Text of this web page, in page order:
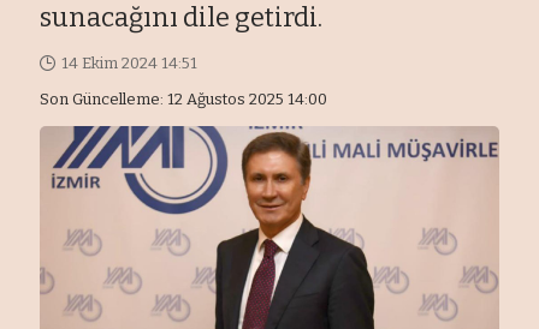
sunacağını dile getirdi.
Son Güncelleme: 12 Ağustos 2025 14:00
14 Ekim 2024 14:51